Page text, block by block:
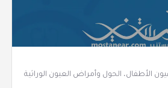
الأطفال، الحول وأمراض العيون الوراثية